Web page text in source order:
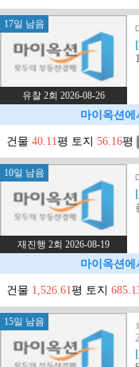
17일 남음
유찰 2회 2026-08-26
마이옥션
건물 40.11평 토지 56.16평
10일 남음
재진행 2회 2026-08-19
마이옥션
건물 1,526.61평 토지
15일 남음